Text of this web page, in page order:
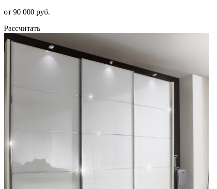
от 90 000 руб.
Рассчитать